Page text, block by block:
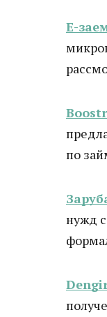
Е-
по
нужд